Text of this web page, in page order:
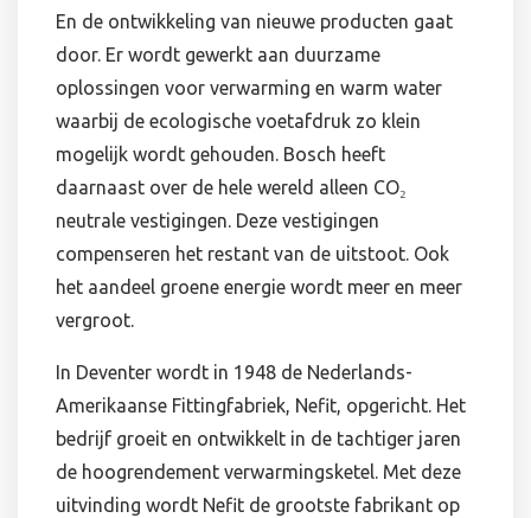
En de ontwikkeling van nieuwe producten gaat
door. Er wordt gewerkt aan duurzame
oplossingen voor verwarming en warm water
waarbij de ecologische voetafdruk zo klein
mogelijk wordt gehouden. Bosch heeft
daarnaast over de hele wereld alleen CO₂
neutrale vestigingen. Deze vestigingen
compenseren het restant van de uitstoot. Ook
het aandeel groene energie wordt meer en meer
vergroot.
In Deventer wordt in 1948 de Nederlands-
Amerikaanse Fittingfabriek, Nefit, opgericht. Het
bedrijf groeit en ontwikkelt in de tachtiger jaren
de hoogrendement verwarmingsketel. Met deze
uitvinding wordt Nefit de grootste fabrikant op